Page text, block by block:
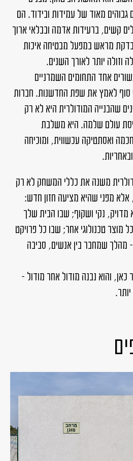
גבוהים מאוד של עמידות ובידוד. הם
קשים, ברעידות אדמה ובבלאי ארוך
מראש במפעל מבטיחה איכות
וזולה יותר לאורך השנים.
אחד התחומים השמרניים
סוף לאמץ את שפת החדשנות. חברות
שהבנייה המודולרית היא לא רק
עולם שלמה. היא משלבת
ואסתטיקה עכשווית, ומוכיחה
משנה את כללי המשחק לא רק
אלא מפני שהיא מציעה חזון חדש:
מדויק, נקי ושקוף; שבו הבית שלך
מוצר טכנולוגי אחר; שבו כל פרויקט
מהלך שמחבר בין אנשים, סביבה
והוא נבנה מודול אחר מודול –